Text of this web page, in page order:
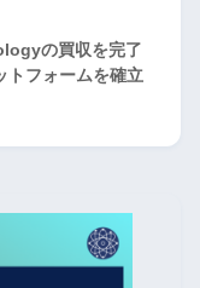
の買収を完了
トフォームを確立